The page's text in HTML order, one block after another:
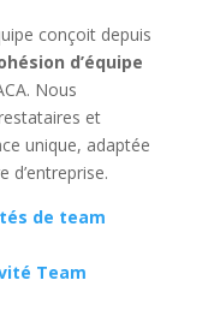
conçoit depuis
d’équipe
Nous
et
unique, adaptée
d’entreprise.
de team
Team